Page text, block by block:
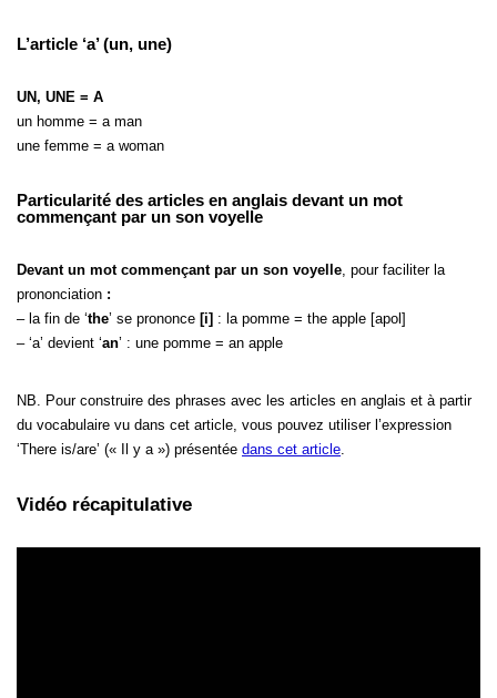
L’article ‘a’ (un, une)
UN, UNE = A
un homme = a man
une femme = a woman
Particularité des articles en anglais devant un mot
commençant par un son voyelle
Devant un mot commençant par un son voyelle, pour faciliter la
prononciation :
– la fin de ‘the’ se prononce [i] : la pomme = the apple [apol]
– ‘a’ devient ‘an’ : une pomme = an apple
NB. Pour construire des phrases avec les articles en anglais et à partir
du vocabulaire vu dans cet article, vous pouvez utiliser l’expression
‘There is/are’ (« Il y a ») présentée dans cet article.
Vidéo récapitulative